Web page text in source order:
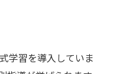
学習を導入していま